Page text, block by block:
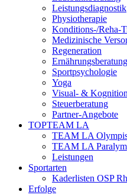
Leistungsdiagnostik
Physiotherapie
Konditions-/Reha-
Medizinische
Regeneration
Ernährungsberatung
Sportpsychologie
Yoga
Visual- &
Steuerberatung
Partner-Angebote
TOPTEAM LA
TEAM LA
TEAM LA
Leistungen
Sportarten
Kaderlisten OSP
Erfolge